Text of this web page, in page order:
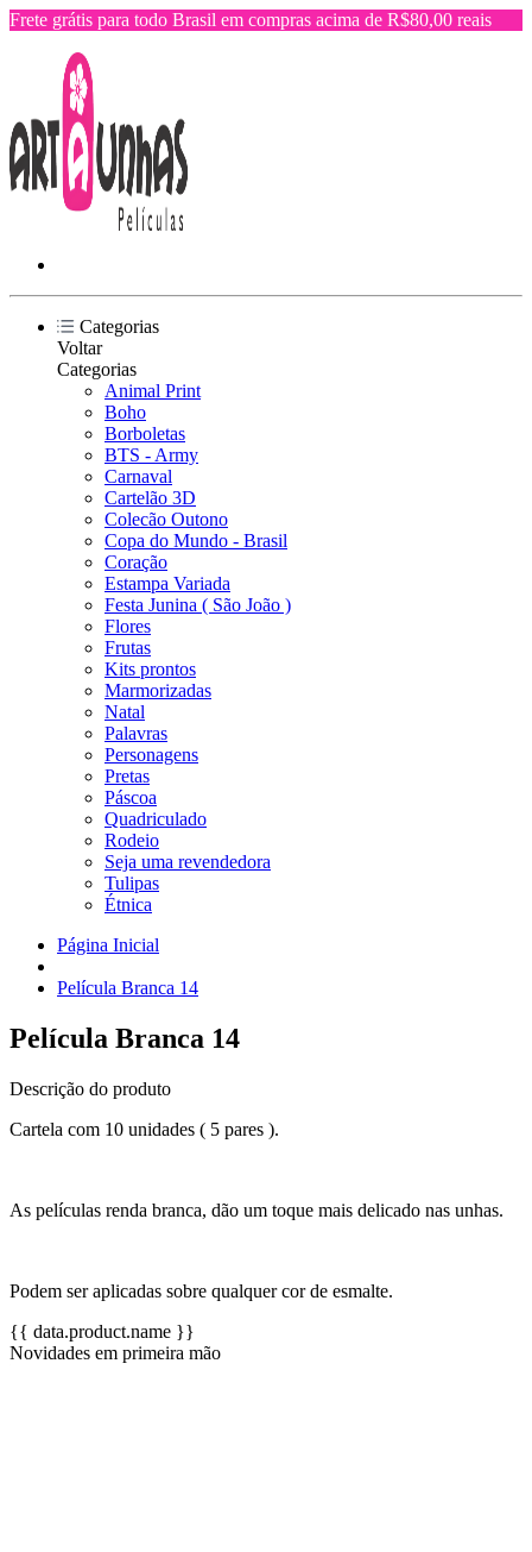
Frete grátis para todo Brasil em compras acima de R$80,00 reais
Categorias
Voltar
Categorias
Animal Print
Boho
Borboletas
BTS - Army
Carnaval
Cartelão 3D
Colecão Outono
Copa do Mundo - Brasil
Coração
Estampa Variada
Festa Junina ( São João )
Flores
Frutas
Kits prontos
Marmorizadas
Natal
Palavras
Personagens
Pretas
Páscoa
Quadriculado
Rodeio
Seja uma revendedora
Tulipas
Étnica
Página Inicial
Película Branca 14
Película Branca 14
Descrição do produto
Cartela com 10 unidades ( 5 pares ).
As películas renda branca, dão um toque mais delicado nas unhas.
Podem ser aplicadas sobre qualquer cor de esmalte.
{{ data.product.name }}
Novidades em primeira mão